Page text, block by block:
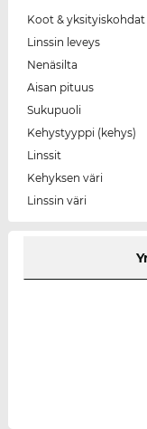
Koot & yksityiskohdat
Linssin leveys
Nenäsilta
Aisan pituus
Sukupuoli
Kehystyyppi (kehys)
Linssit
Kehyksen väri
Linssin väri